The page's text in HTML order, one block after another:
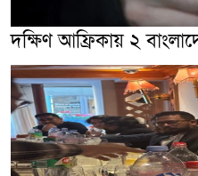
দক্ষিণ আফ্রিকায় ২